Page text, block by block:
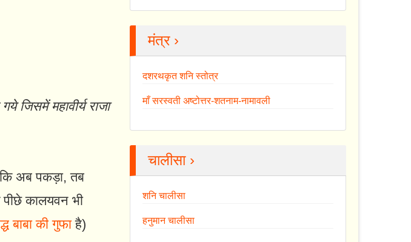
जिसमें महावीर्य राजा
अब पकड़ा, तब
कालयवन भी
बाबा की गुफाहै)
मंत्र ›
दशरथकृत शनि स्तोत्र
माँ सरस्वती अष्टोत्तर-शतनाम-नामावली
चालीसा ›
शनि चालीसा
हनुमान चालीसा